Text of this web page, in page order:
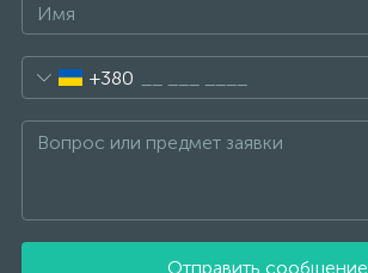
+380
Отправить сообщение